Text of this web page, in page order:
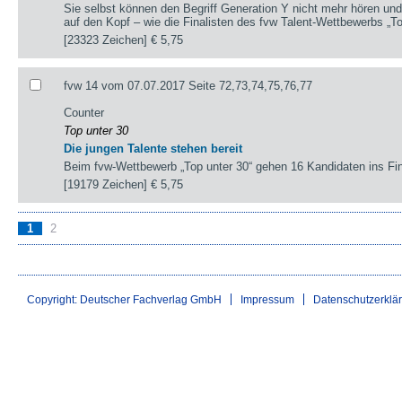
Sie selbst können den Begriff Generation Y nicht mehr hören
auf den Kopf – wie die Finalisten des fvw Talent-Wettbewerbs
[23323 Zeichen]€ 5,75
fvw 14 vom 07.07.2017 Seite 72,73,74,75,76,77
Counter
Top unter 30
Die jungen Talente stehen bereit
Beim fvw-Wettbewerb „Top unter 30“ gehen 16 Kandidaten ins
[19179 Zeichen]€ 5,75
1 2
Copyright: Deutscher Fachverlag GmbH Impressum